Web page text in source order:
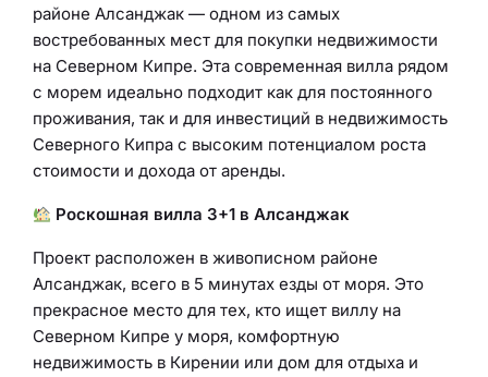
районе Алсанджак — одном из самых
востребованных мест для покупки недвижимости
на Северном Кипре. Эта современная вилла рядом
с морем идеально подходит как для постоянного
проживания, так и для инвестиций в недвижимость
Северного Кипра с высоким потенциалом роста
стоимости и дохода от аренды.
Роскошная вилла 3+1 в Алсанджак
Проект расположен в живописном районе
Алсанджак, всего в 5 минутах езды от моря. Это
прекрасное место для тех, кто ищет виллу на
Северном Кипре у моря, комфортную
недвижимость в Кирении или дом для отдыха и